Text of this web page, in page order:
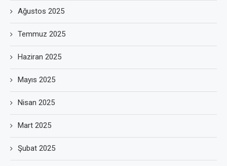
Ağustos 2025
Temmuz 2025
Haziran 2025
Mayıs 2025
Nisan 2025
Mart 2025
Şubat 2025